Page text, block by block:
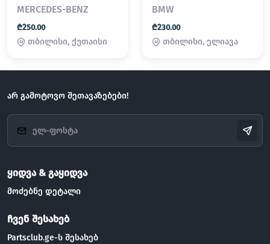
MERCEDES-BENZ
₾250.00
თბილისი, ქუთაისი
BMW
₾230.00
თბილისი, ელიავა
არ გამოტოვო შეთავაზებები!
ყიდვა & გაყიდვა
მოძებნე დეტალი
ჩვენ შესახებ
Partsclub.ge-ს შესახებ